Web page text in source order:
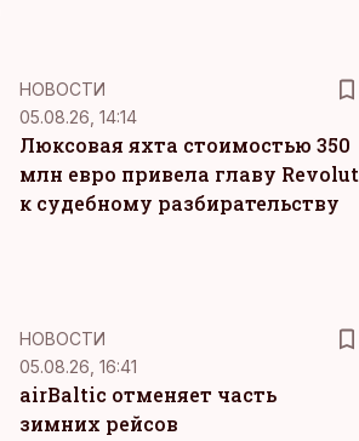
НОВОСТИ
05.08.26, 14:14
Люксовая яхта стоимостью 350
млн евро привела главу Revolut
к судебному разбирательству
НОВОСТИ
05.08.26, 16:41
airBaltic отменяет часть
зимних рейсов